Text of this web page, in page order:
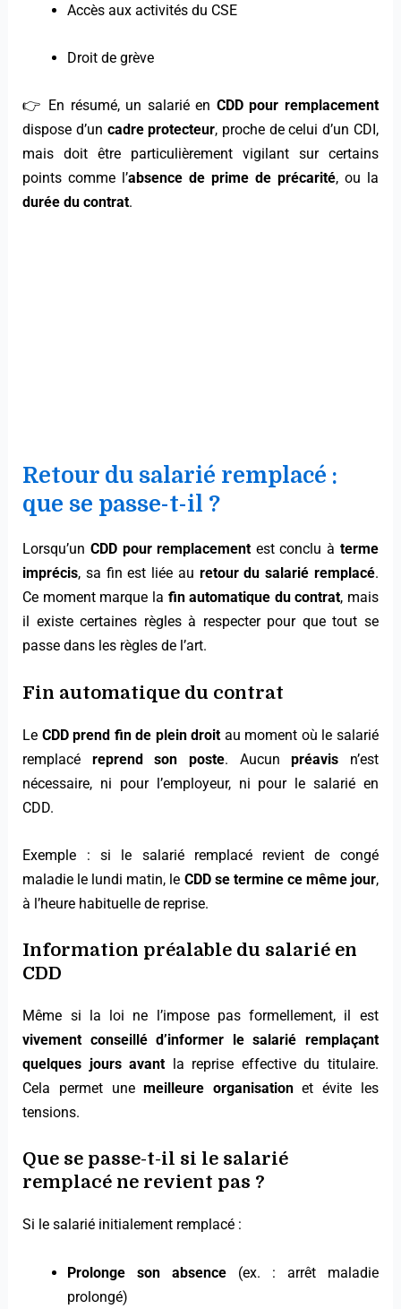
Accès aux activités du CSE
Droit de grève
👉 En résumé, un salarié en CDD pour remplacement
dispose d’un cadre protecteur, proche de celui d’un CDI,
mais doit être particulièrement vigilant sur certains
points comme l’absence de prime de précarité, ou la
durée du contrat.
Retour du salarié remplacé :
que se passe-t-il ?
Lorsqu’un CDD pour remplacementest conclu à terme
imprécis, sa fin est liée au retour du salarié remplacé.
Ce moment marque la fin automatique du contrat, mais
il existe certaines règles à respecter pour que tout se
passe dans les règles de l’art.
Fin automatique du contrat
Le CDD prend fin de plein droitau moment où le salarié
remplacé reprend son poste. Aucunpréavis n’est
nécessaire, ni pour l’employeur, ni pour le salarié en
CDD.
Exemple : si le salarié remplacé revient de congé
maladie le lundi matin, le CDD se termine ce même jour,
à l’heure habituelle de reprise.
Information préalable du salarié en
CDD
Même si la loi ne l’impose pas formellement, il est
vivement conseillé d’informer le salarié remplaçant
quelques jours avantla reprise effective du titulaire.
Cela permet unemeilleure organisationet évite les
tensions.
Que se passe-t-il si le salarié
remplacé ne revient pas ?
Si le salarié initialement remplacé :
Prolonge son absence(ex. : arrêt maladie
prolongé)